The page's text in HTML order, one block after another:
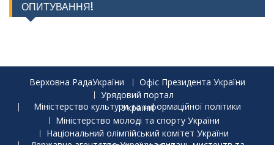
ОПИТУВАННЯ!
Верховна РадаУкраїни
Офіс Президента України
Урядовий портал
Міністерство культури та інформаційної політики України
Міністерство молоді та спорту України
Національний олімпійський комітет України